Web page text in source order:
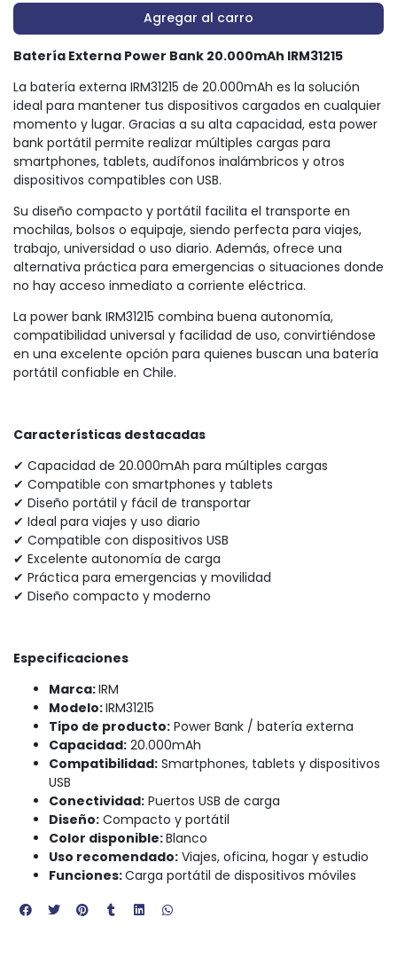
Agregar al carro
Batería Externa Power Bank 20.000mAh IRM31215
La batería externa IRM31215 de 20.000mAh es la solución
ideal para mantener tus dispositivos cargados en cualquier
momento y lugar. Gracias a su alta capacidad, esta power
bank portátil permite realizar múltiples cargas para
smartphones, tablets, audífonos inalámbricos y otros
dispositivos compatibles con USB.
Su diseño compacto y portátil facilita el transporte en
mochilas, bolsos o equipaje, siendo perfecta para viajes,
trabajo, universidad o uso diario. Además, ofrece una
alternativa práctica para emergencias o situaciones donde
no hay acceso inmediato a corriente eléctrica.
La power bank IRM31215 combina buena autonomía,
compatibilidad universal y facilidad de uso, convirtiéndose
en una excelente opción para quienes buscan una batería
portátil confiable en Chile.
Características destacadas
✔ Capacidad de 20.000mAh para múltiples cargas
✔ Compatible con smartphones y tablets
✔ Diseño portátil y fácil de transportar
✔ Ideal para viajes y uso diario
✔ Compatible con dispositivos USB
✔ Excelente autonomía de carga
✔ Práctica para emergencias y movilidad
✔ Diseño compacto y moderno
Especificaciones
Marca:IRM
Modelo:IRM31215
Tipo de producto: Power Bank / batería externa
Capacidad: 20.000mAh
Compatibilidad: Smartphones, tablets y dispositivos
USB
Conectividad: Puertos USB de carga
Diseño: Compacto y portátil
Color disponible:Blanco
Uso recomendado: Viajes, oficina, hogar y estudio
Funciones:Carga portátil de dispositivos móviles